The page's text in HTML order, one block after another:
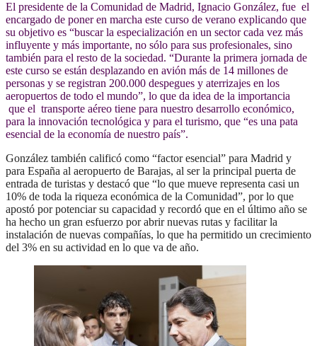
El presidente de la Comunidad de Madrid, Ignacio González, fue el
encargado de poner en marcha este curso de verano explicando que
su objetivo es “buscar la especialización en un sector cada vez más
influyente y más importante, no sólo para sus profesionales, sino
también para el resto de la sociedad. “Durante la primera jornada de
este curso se están desplazando en avión más de 14 millones de
personas y se registran 200.000 despegues y aterrizajes en los
aeropuertos de todo el mundo”, lo que da idea de la importancia
que el transporte aéreo tiene para nuestro desarrollo económico,
para la innovación tecnológica y para el turismo, que “es una pata
esencial de la economía de nuestro país”.
González también calificó como “factor esencial” para Madrid y
para España al aeropuerto de Barajas, al ser la principal puerta de
entrada de turistas y destacó que “lo que mueve representa casi un
10% de toda la riqueza económica de la Comunidad”, por lo que
apostó por potenciar su capacidad y recordó que en el último año se
ha hecho un gran esfuerzo por abrir nuevas rutas y facilitar la
instalación de nuevas compañías, lo que ha permitido un crecimiento
del 3% en su actividad en lo que va de año.